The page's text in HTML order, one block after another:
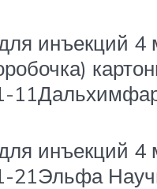
инъекций
инъекций